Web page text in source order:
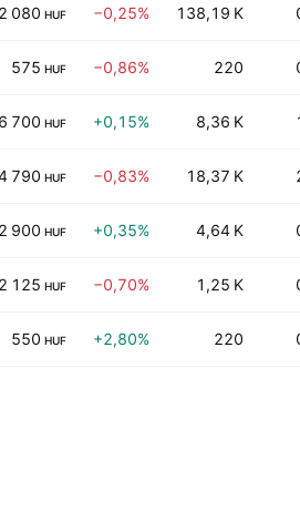
080 HUF −0,25% 138,19 K
575 HUF −0,86% 220
6 700 HUF +0,15% 8,36 K
790 HUF −0,83% 18,37 K
2 900 HUF +0,35% 4,64 K
2 125 HUF −0,70% 1,25 K
550 HUF +2,80% 220